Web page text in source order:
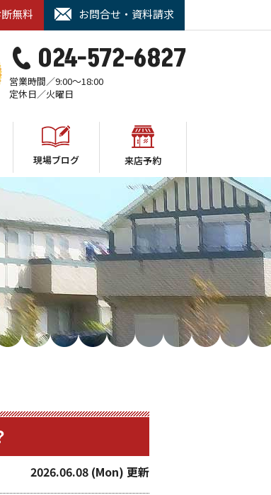
無料 お問合せ・資料請求
024-572-6827
営業時間／9:00～18:00
定休日／火曜日
現場ブログ 来店予約
2026.06.08 (Mon) 更新